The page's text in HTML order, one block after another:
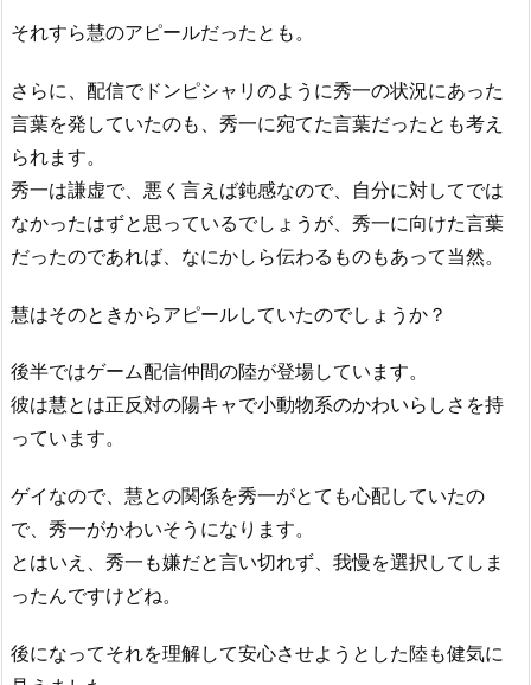
それすら慧のアピールだったとも。
さらに、配信でドンピシャリのように秀一の状況にあった
言葉を発していたのも、秀一に宛てた言葉だったとも考え
られます。
秀一は謙虚で、悪く言えば鈍感なので、自分に対してでは
なかったはずと思っているでしょうが、秀一に向けた言葉
だったのであれば、なにかしら伝わるものもあって当然。
慧はそのときからアピールしていたのでしょうか？
後半ではゲーム配信仲間の陸が登場しています。
彼は慧とは正反対の陽キャで小動物系のかわいらしさを持
っています。
ゲイなので、慧との関係を秀一がとても心配していたの
で、秀一がかわいそうになります。
とはいえ、秀一も嫌だと言い切れず、我慢を選択してしま
ったんですけどね。
後になってそれを理解して安心させようとした陸も健気に